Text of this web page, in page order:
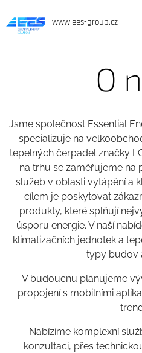
www.ees-group.cz
O
Jsme společnost Essential
specializuje na
tepelných čerpadel značky
na trhu se zaměřujeme na
služeb v oblasti vytápění a
cílem je poskytovat
produkty, které splňují
úsporu energie. V naší
klimatizačních jednotek a
typy budov
V budoucnu plánujeme
propojení s mobilními
Nabízíme komplexní
konzultaci, přes